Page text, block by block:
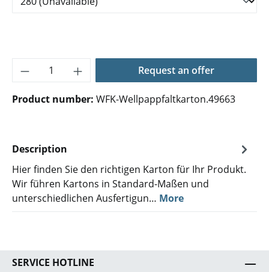
Product Quantity: Enter the desired
Request an offer
Product number: WFK-Wellpappfaltkarton.49663
Description
Hier finden Sie den richtigen Karton für Ihr Produkt.
Wir führen Kartons in Standard-Maßen und
unterschiedlichen Ausfertigun… More
SERVICE HOTLINE